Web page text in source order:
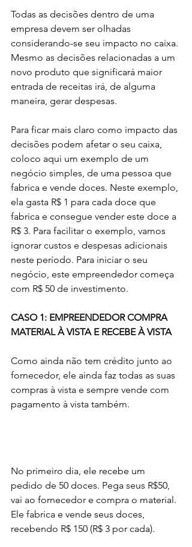
Todas as decisões dentro de uma
empresa devem ser olhadas
considerando-se seu impacto no caixa.
Mesmo as decisões relacionadas a um
novo produto que significará maior
entrada de receitas irá, de alguma
maneira, gerar despesas.
Para ficar mais claro como impacto das
decisões podem afetar o seu caixa,
coloco aqui um exemplo de um
negócio simples, de uma pessoa que
fabrica e vende doces. Neste exemplo,
ela gasta R$ 1 para cada doce que
fabrica e consegue vender este doce a
R$ 3. Para facilitar o exemplo, vamos
ignorar custos e despesas adicionais
neste período. Para iniciar o seu
negócio, este empreendedor começa
com R$ 50 de investimento.
CASO 1: EMPREENDEDOR COMPRA
MATERIAL À VISTA E RECEBE À VISTA
Como ainda não tem crédito junto ao
fornecedor, ele ainda faz todas as suas
compras à vista e sempre vende com
pagamento à vista também.
No primeiro dia, ele recebe um
pedido de 50 doces. Pega seus R$50,
vai ao fornecedor e compra o material.
Ele fabrica e vende seus doces,
recebendo R$ 150 (R$ 3 por cada).